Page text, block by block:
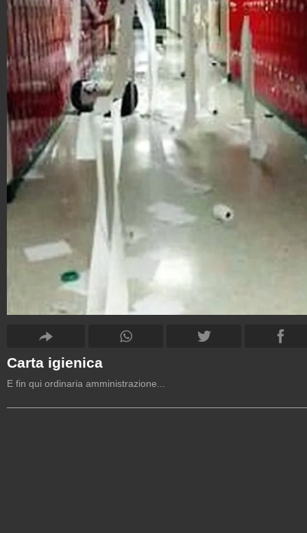
Carta igienica
E fin qui ordinaria amministrazione...